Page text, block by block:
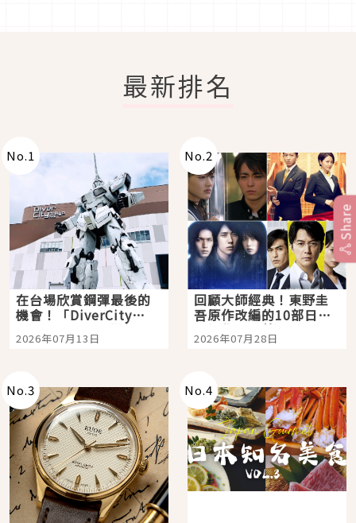
最新排名
No.1
在台場欣賞鋼彈最後的
機會！「DiverCity
Tokyo Plaza」搭船、
購物、美食及夜景，一
2026年07月13日
No.2
回顧大師經典！東野圭
吾原作改編的10部日本
影視作品推薦
2026年07月28日
No.3 No.4
Share